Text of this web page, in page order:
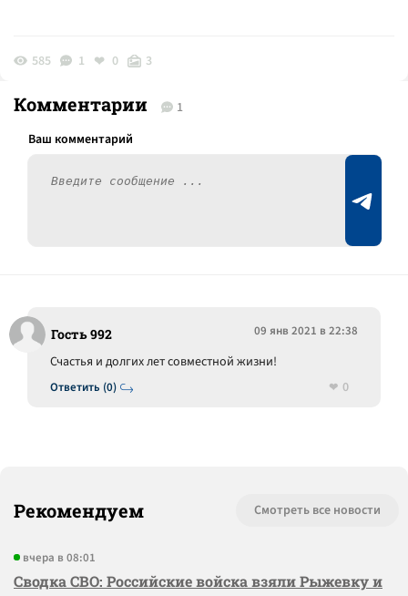
585 1 0 3
Комментарии 1
Гость 992 09 янв 2021 в 22:38
Ответить (0)
Счастья и долгих лет совместной жизни!
0
Рекомендуем Смотреть все новости
вчера в 08:01
Сводка СВО: Российские войска взяли Рыжевку и